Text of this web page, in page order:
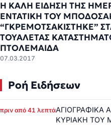
H ΚΑΛΗ ΕΙΔΗΣΗ ΤΗΣ
ΕΝΤΑΤΙΚΗ ΤΟΥ
“ΓΚΡΕΜΟΤΣΑΚΙΣΤΗΚΕ”
ΤΟΥΑΛΕΤΑΣ
ΠΤΟΛΕΜΑΙΔΑ
07.03.2017
Ροή Ειδήσεων
πριν από 41 λεπτάΑΓΙΟΓΡΑΦΙΚΑ
ΚΥΡΙΑΚΗ ΤΟΥ